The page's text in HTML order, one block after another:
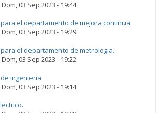
Dom, 03 Sep 2023 - 19:44
el departamento de mejora continua.
Dom, 03 Sep 2023 - 19:29
el departamento de metrologia.
Dom, 03 Sep 2023 - 19:22
ingenieria.
Dom, 03 Sep 2023 - 19:14